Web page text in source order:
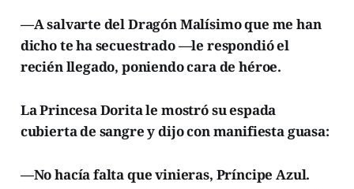
—A salvarte del Dragón Malísimo que me han
dicho te ha secuestrado —le respondió el
recién llegado, poniendo cara de héroe.
La Princesa Dorita le mostró su espada
cubierta de sangre y dijo con manifiesta guasa:
—No hacía falta que vinieras, Príncipe Azul.